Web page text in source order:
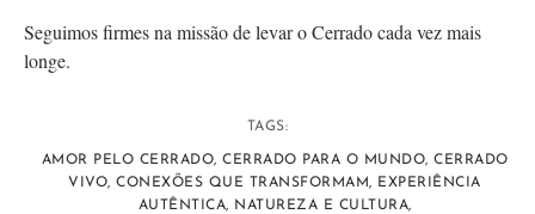
Seguimos firmes na missão de levar o Cerrado cada vez mais
longe.
TAGS:
AMOR PELO CERRADO, CERRADO PARA O MUNDO, CERRADO
VIVO,CONEXÕES QUE TRANSFORMAM, EXPERIÊNCIA
AUTÊNTICA, NATUREZA E CULTURA,